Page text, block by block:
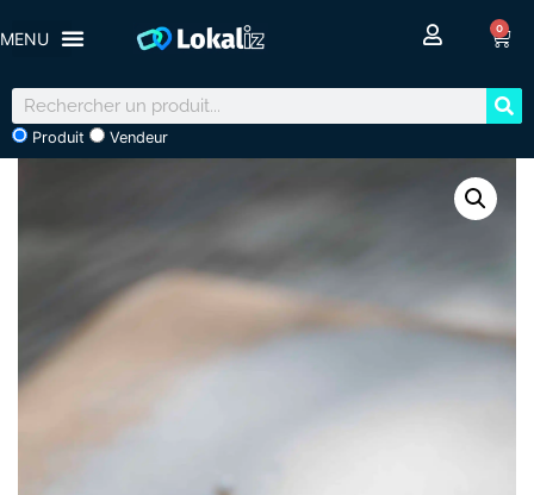
0
Produit Vendeur